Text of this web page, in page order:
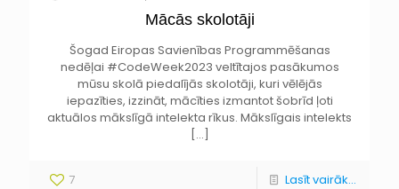
Mācās skolotāji
Šogad Eiropas Savienības Programmēšanas
nedēļai #CodeWeek2023 veltītajos pasākumos
mūsu skolā piedalījās skolotāji, kuri vēlējās
iepazīties, izzināt, mācīties izmantot šobrīd ļoti
aktuālos mākslīgā intelekta rīkus. Mākslīgais intelekts
[…]
7 Lasīt vairāk...